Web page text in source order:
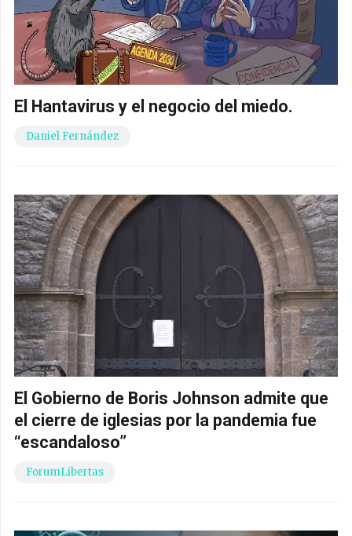
El Hantavirus y el negocio del miedo.
Daniel Fernández
El Gobierno de Boris Johnson admite que
el cierre de iglesias por la pandemia fue
“escandaloso”
ForumLibertas